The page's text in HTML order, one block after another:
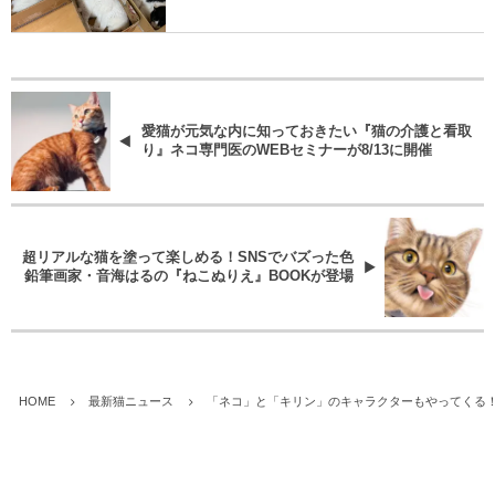
愛猫が元気な内に知っておきたい『猫の介護と看取
り』ネコ専門医のWEBセミナーが8/13に開催
超リアルな猫を塗って楽しめる！SNSでバズった色
鉛筆画家・音海はるの『ねこぬりえ』BOOKが登場
HOME 最新猫ニュース 「ネコ」と「キリン」のキャラクターもやってく